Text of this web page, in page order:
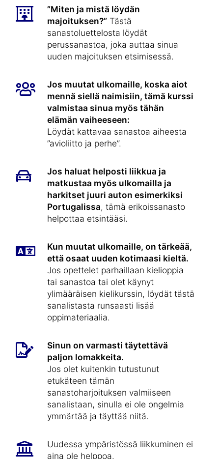
”Miten ja mistä löydän
majoituksen?” Tästä
sanastoluettelosta löydät
perussanastoa, joka auttaa sinua
uuden majoituksen etsimisessä.
Jos muutat ulkomaille, koska aiot
mennä siellä naimisiin, tämä kurssi
valmistaa sinua myös tähän
elämän vaiheeseen:
Löydät kattavaa sanastoa aiheesta
”avioliitto ja perhe”.
Jos haluat helposti liikkua ja
matkustaa myös ulkomailla ja
harkitset juuri auton esimerkiksi
Portugalissa, tämä erikoissanasto
helpottaa etsintääsi.
Kun muutat ulkomaille, on tärkeää,
että osaat uuden kotimaasi kieltä.
Jos opettelet parhaillaan kielioppia
tai sanastoa tai olet käynyt
ylimääräisen kielikurssin, löydät tästä
sanalistasta runsaasti lisää
oppimateriaalia.
Sinun on varmasti täytettävä
paljon lomakkeita.
Jos olet kuitenkin tutustunut
etukäteen tämän
sanastoharjoituksen valmiiseen
sanalistaan, sinulla ei ole ongelmia
ymmärtää ja täyttää niitä.
Uudessa ympäristössä liikkuminen ei
aina ole helppoa.